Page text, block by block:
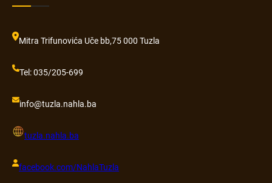
Mitra Trifunovića Uče bb,75 000 Tuzla
Tel: 035/205-699
info@tuzla.nahla.ba
tuzla.nahla.ba
facebook.com/NahlaTuzla